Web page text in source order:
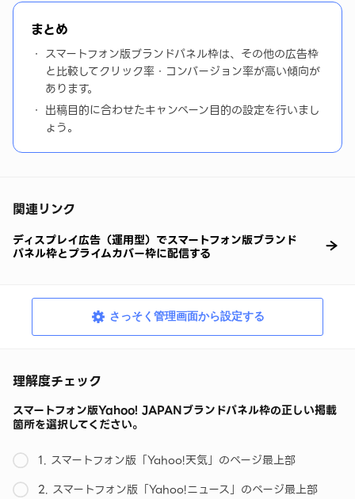
まとめ
スマートフォン版ブランドパネル枠は、その他の広告枠
と比較してクリック率・コンバージョン率が高い傾向が
あります。
出稿目的に合わせたキャンペーン目的の設定を行いまし
ょう。
関連リンク
ディスプレイ広告（運用型）でスマートフォン版ブランド
パネル枠とプライムカバー枠に配信する
さっそく管理画面から設定する
理解度チェック
スマートフォン版Yahoo! JAPANブランドパネル枠の正しい掲載
箇所を選択してください。
1. スマートフォン版「Yahoo!天気」のページ最上部
2. スマートフォン版「Yahoo!ニュース」のページ最上部